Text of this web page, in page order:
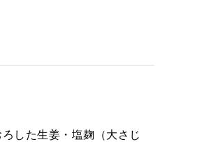
した生姜・塩麹（大さじ